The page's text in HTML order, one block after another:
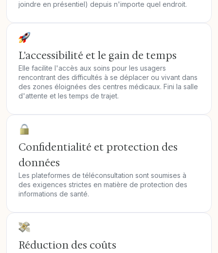
joindre en présentiel) depuis n'importe quel endroit.
L'accessibilité et le gain de temps
Elle facilite l'accès aux soins pour les usagers
rencontrant des difficultés à se déplacer ou vivant dans
des zones éloignées des centres médicaux. Fini la salle
d'attente et les temps de trajet.
Confidentialité et protection des
données
Les plateformes de téléconsultation sont soumises à
des exigences strictes en matière de protection des
informations de santé.
Réduction des coûts